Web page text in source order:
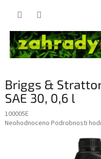
Briggs &
SAE 30, 0,6 l
100005E
Průměrné
Neohodnoceno Podrobnosti